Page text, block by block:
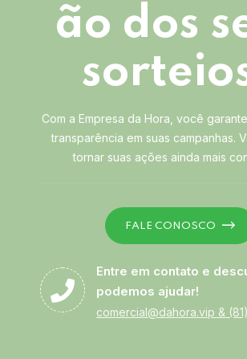
ão dos
Com a Empresa da Hora, você
transparência em suas campanhas.
tornar suas ações ainda mais
FALE CONOSCO
Entre em contato e
podemos ajudar!
comercial@dahora.vip &